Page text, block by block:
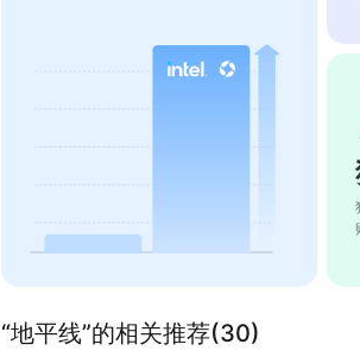
“地平线”的相关推荐(30)